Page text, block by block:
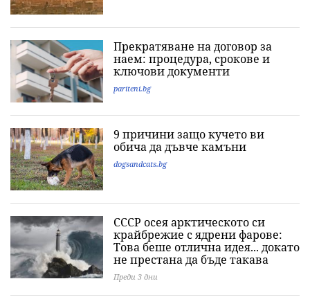
Прекратяване на договор за
наем: процедура, срокове и
ключови документи
pariteni.bg
9 причини защо кучето ви
обича да дъвче камъни
dogsandcats.bg
СССР осея арктическото си
крайбрежие с ядрени фарове:
Това беше отлична идея... докато
не престана да бъде такава
Преди 3 дни